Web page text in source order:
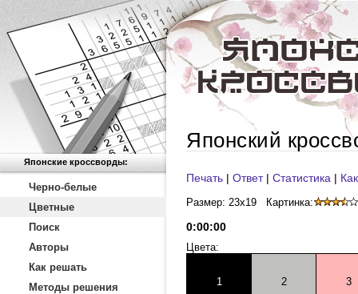
Японские кроссворды:
Черно-белые
Цветные
Поиск
Авторы
Как решать
Методы решения
Японский
Печать | Ответ| Статистика |
Размер: 23x19 Картинка:
0:00:00
Цвета:
1 2 3